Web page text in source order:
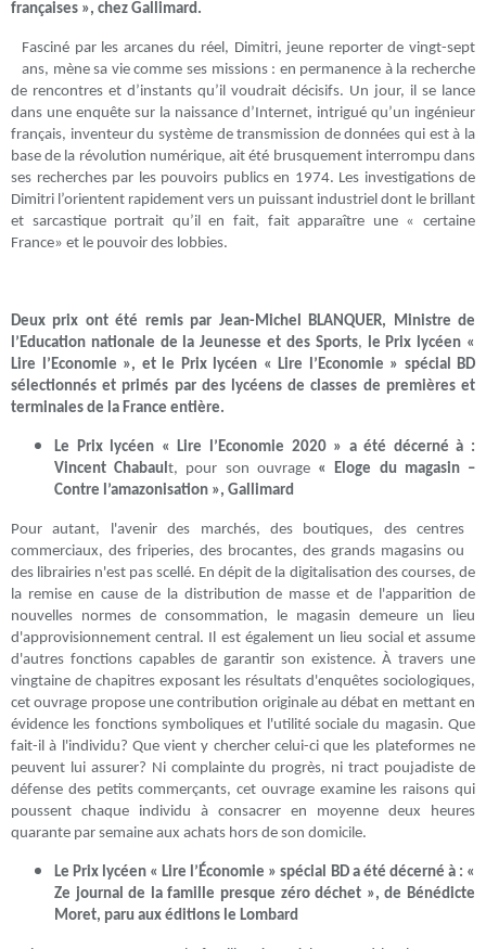
françaises », chez Gallimard.
Fasciné par les arcanes du réel, Dimitri, jeune reporter de vingt-sept
ans, mène sa vie comme ses missions : en permanence à la recherche
de rencontres et d’instants qu’il voudrait décisifs. Un jour, il se lance
dans une enquête sur la naissance d’Internet, intrigué qu’un ingénieur
français, inventeur du système de transmission de données qui est à la
base de la révolution numérique, ait été brusquement interrompu dans
ses recherches par les pouvoirs publics en 1974. Les investigations de
Dimitri l’orientent rapidement vers un puissant industriel dont le brillant
et sarcastique portrait qu’il en fait, fait apparaître une « certaine
France» et le pouvoir des lobbies.
Deux prix ont été remis par Jean-Michel BLANQUER, Ministre de
l’Education nationale de la Jeunesse et des Sports, le Prix lycéen «
Lire l’Economie », et le Prix lycéen « Lire l’Economie » spécial BD
sélectionnés et primés par des lycéens de classes de premières et
terminales de la France entière.
Le Prix lycéen « Lire l’Economie 2020 » a été décerné à :
Vincent Chabault, pour son ouvrage « Eloge du magasin –
Contre l’amazonisation », Gallimard
Pour autant, l'avenir des marchés, des boutiques, des centres
commerciaux, des friperies, des brocantes, des grands magasins ou
des librairies n'est pas scellé. En dépit de la digitalisation des courses, de
la remise en cause de la distribution de masse et de l'apparition de
nouvelles normes de consommation, le magasin demeure un lieu
d'approvisionnement central. Il est également un lieu social et assume
d'autres fonctions capables de garantir son existence. À travers une
vingtaine de chapitres exposant les résultats d'enquêtes sociologiques,
cet ouvrage propose une contribution originale au débat en mettant en
évidence les fonctions symboliques et l'utilité sociale du magasin. Que
fait-il à l'individu? Que vient y chercher celui-ci que les plateformes ne
peuvent lui assurer? Ni complainte du progrès, ni tract poujadiste de
défense des petits commerçants, cet ouvrage examine les raisons qui
poussent chaque individu à consacrer en moyenne deux heures
quarante par semaine aux achats hors de son domicile.
Le Prix lycéen « Lire l’Économie » spécial BD a été décerné à : «
Ze journal de la famille presque zéro déchet », de Bénédicte
Moret, paru aux éditions le Lombard